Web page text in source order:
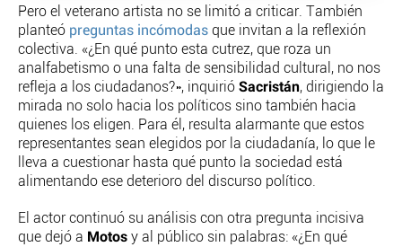
Pero el veterano artista no se limitó a criticar. También
planteó preguntas incómodas que invitan a la reflexión
colectiva. «¿En qué punto esta cutrez, que roza un
analfabetismo o una falta de sensibilidad cultural, no nos
refleja a los ciudadanos?», inquirió Sacristán, dirigiendo la
mirada no solo hacia los políticos sino también hacia
quienes los eligen. Para él, resulta alarmante que estos
representantes sean elegidos por la ciudadanía, lo que le
lleva a cuestionar hasta qué punto la sociedad está
alimentando ese deterioro del discurso político.
El actor continuó su análisis con otra pregunta incisiva
que dejó a Motos y al público sin palabras: «¿En qué